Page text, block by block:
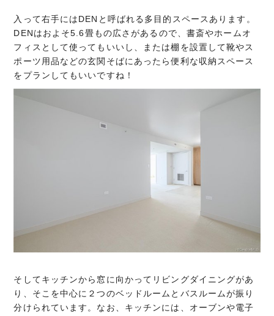
入って右手にはDENと呼ばれる多目的スペースあります。
DENはおよそ5.6畳もの広さがあるので、書斎やホームオ
フィスとして使ってもいいし、または棚を設置して靴やス
ポーツ用品などの玄関そばにあったら便利な収納スペース
をプランしてもいいですね！
そしてキッチンから窓に向かってリビングダイニングがあ
り、そこを中心に２つのベッドルームとバスルームが振り
分けられています。なお、キッチンには、オーブンや電子